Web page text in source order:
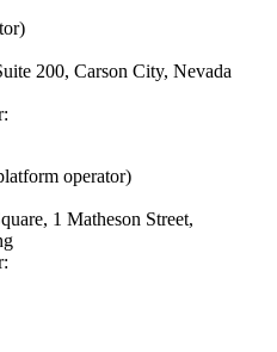
200, Carson City, Nevada
operator)
1 Matheson Street,